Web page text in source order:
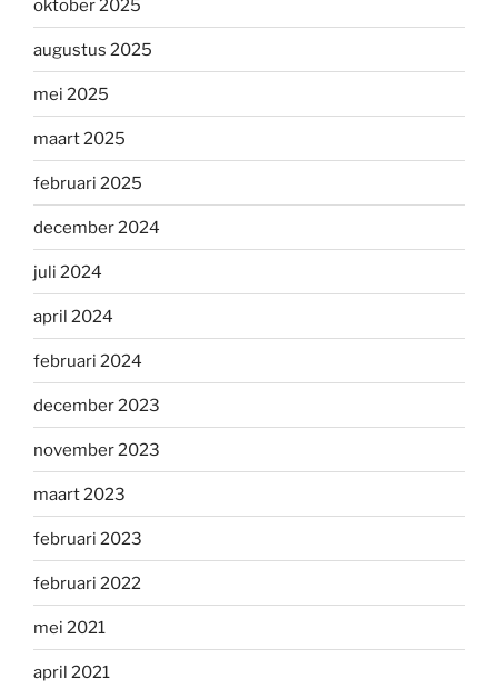
oktober 2025
augustus 2025
mei 2025
maart 2025
februari 2025
december 2024
juli 2024
april 2024
februari 2024
december 2023
november 2023
maart 2023
februari 2023
februari 2022
mei 2021
april 2021